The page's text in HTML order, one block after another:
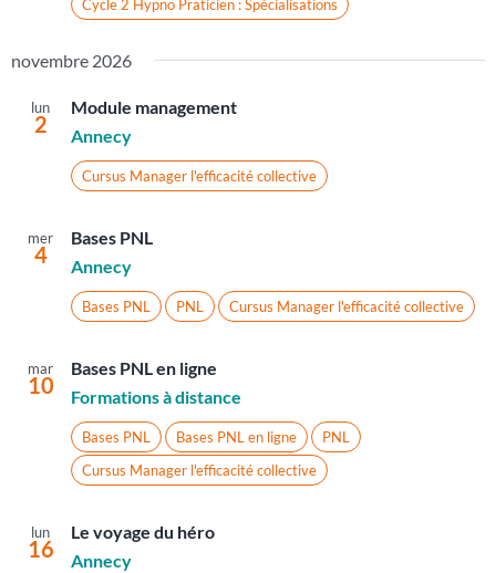
Cycle 2 Hypno Praticien : Spécialisations
novembre 2026
lun
2
Module management
Annecy
Cursus Manager l'efficacité collective
mer
4
Bases PNL
Annecy
Bases PNL PNL Cursus Manager l'efficacité collective
mar
10
Bases PNL en ligne
Formations à distance
Bases PNL Bases PNL en ligne
PNL
Cursus Manager l'efficacité collective
lun
16
Le voyage du héro
Annecy